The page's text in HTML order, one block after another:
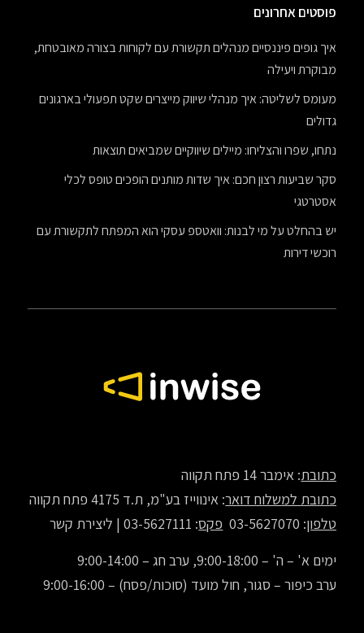
פוסטים אחרונים
איך גופים פיננסיים מנהלים תקשורת עם לקוחות בצורה מאובטחת,
מבוקרת ויעילה
מעומס לשליטה: איך מנהלי שיווק מייצרים שקט תפעולי בארגונים
גדולים
נתחו, שפרו והצליחו: מיילים שיווקיים שמביאים תוצאות
סקר שביעות רצון חכם: איך שדות מותנים הופכים טופס לכלי
אסטרטגי
יש בהחלט על מי לבנות: וואטספ עסקי הוא המפתח לתקשורת עם
רוכשי דירות
כתובת: אימבר 14 פתח תקווה
כתובת למשלוח דואר: אינווייז בע"מ, ת.ד 4175 פתח תקווה
טלפון: 03-5627070 פקס: 03-5627111 |
ליצירת קשר
ימים א' – ה' – 9:00-18:00, ערב חג – 9:00-14:00
ערב כיפור – סגור, חול מועד (סוכות/פסח) – 9:00-16:00